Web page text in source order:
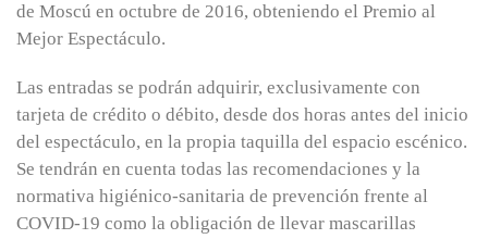
de Moscú en octubre de 2016, obteniendo el Premio al
Mejor Espectáculo.
Las entradas se podrán adquirir, exclusivamente con
tarjeta de crédito o débito, desde dos horas antes del inicio
del espectáculo, en la propia taquilla del espacio escénico.
Se tendrán en cuenta todas las recomendaciones y la
normativa higiénico-sanitaria de prevención frente al
COVID-19 como la obligación de llevar mascarillas